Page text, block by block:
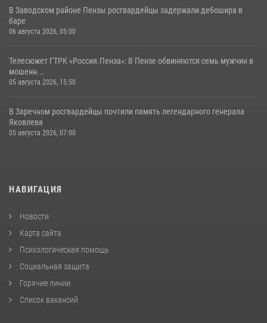
В Заводском районе Пензы росгвардейцы задержали дебошира в
баре
06 августа 2026, 05:00
Телесюжет ГТРК «Россия.Пенза»: В Пензе обвиняются семь мужчин в
мошенн...
05 августа 2026, 15:50
В Заречном росгвардейцы почтили память легендарного генерала
Яковлева
05 августа 2026, 07:00
НАВИГАЦИЯ
Новости
Карта сайта
Психологическая помощь
Социальная защита
Горячие линии
Список вакансий